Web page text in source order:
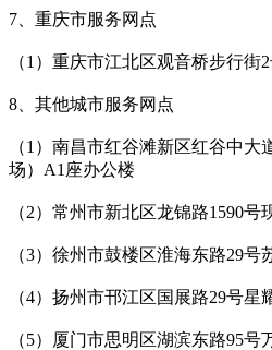
7、重庆市服务网点
（1）重庆市江北区观音桥步行街
8、其他城市服务网点
（1）南昌市红谷滩新区红谷中
场）A1座办公楼
（2）常州市新北区龙锦路1590号
（3）徐州市鼓楼区淮海东路29
（4）扬州市邗江区国展路29号星
（5）厦门市思明区湖滨东路95号